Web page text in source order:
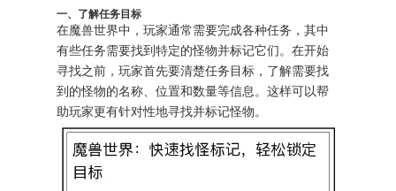
一、了解任务目标
在魔兽世界中，玩家通常需要完成各种任务，其中
有些任务需要找到特定的怪物并标记它们。在开始
寻找之前，玩家首先要清楚任务目标，了解需要找
到的怪物的名称、位置和数量等信息。这样可以帮
助玩家更有针对性地寻找并标记怪物。